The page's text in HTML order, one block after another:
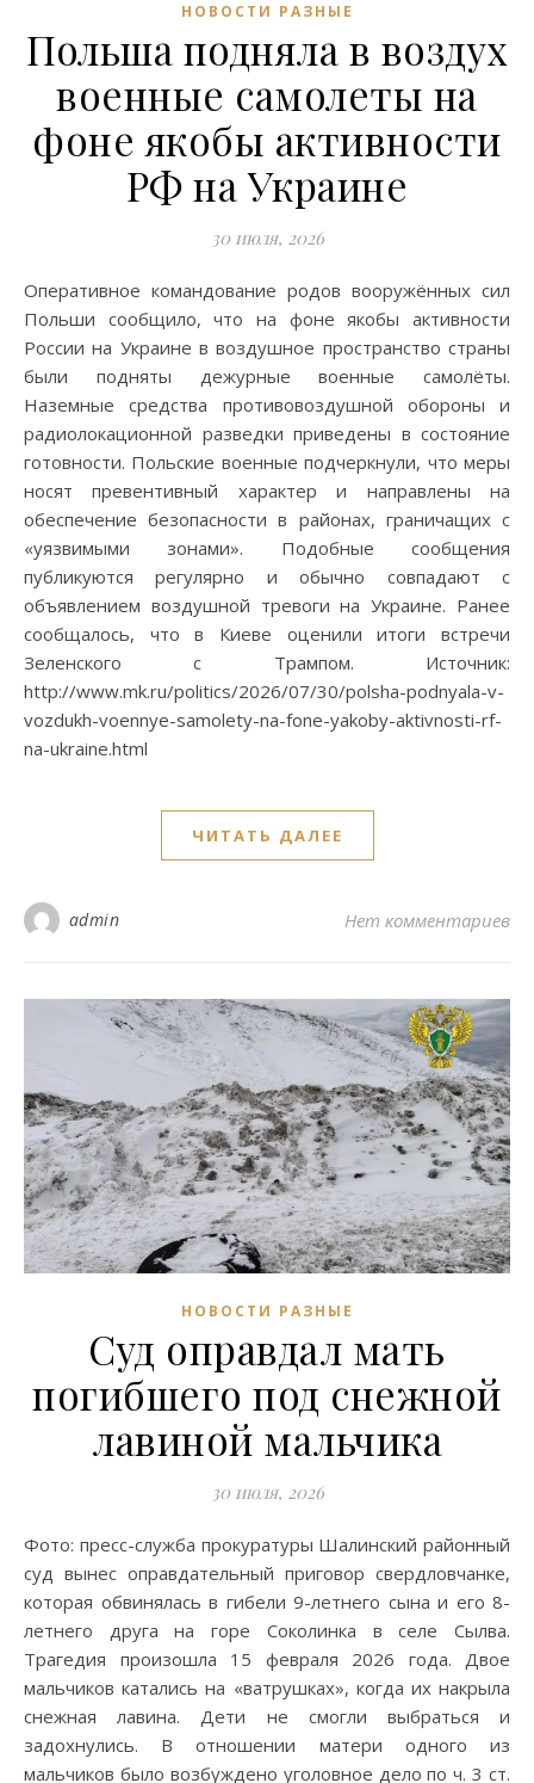
НОВОСТИ РАЗНЫЕ
Польша подняла в воздух
военные самолеты на
фоне якобы активности
РФ на Украине
30 июля, 2026
Оперативное командование родов вооружённых сил
Польши сообщило, что на фоне якобы активности
России на Украине в воздушное пространство страны
были подняты дежурные военные самолёты.
Наземные средства противовоздушной обороны и
радиолокационной разведки приведены в состояние
готовности. Польские военные подчеркнули, что меры
носят превентивный характер и направлены на
обеспечение безопасности в районах, граничащих с
«уязвимыми зонами». Подобные сообщения
публикуются регулярно и обычно совпадают с
объявлением воздушной тревоги на Украине. Ранее
сообщалось, что в Киеве оценили итоги встречи
Зеленского с Трампом. Источник:
http://www.mk.ru/politics/2026/07/30/polsha-podnyala-v-
vozdukh-voennye-samolety-na-fone-yakoby-aktivnosti-rf-
na-ukraine.html
ЧИТАТЬ ДАЛЕЕ
admin Нет комментариев
НОВОСТИ РАЗНЫЕ
Суд оправдал мать
погибшего под снежной
лавиной мальчика
30 июля, 2026
Фото: пресс-служба прокуратуры Шалинский районный
суд вынес оправдательный приговор свердловчанке,
которая обвинялась в гибели 9-летнего сына и его 8-
летнего друга на горе Соколинка в селе Сылва.
Трагедия произошла 15 февраля 2026 года. Двое
мальчиков катались на «ватрушках», когда их накрыла
снежная лавина. Дети не смогли выбраться и
задохнулись. В отношении матери одного из
мальчиков было возбуждено уголовное дело по ч. 3 ст.